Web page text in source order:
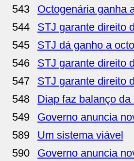
543
Octogenária ganha
544
STJ garante direito
545
STJ dá ganho a
546
STJ garante direito
547
STJ garante direito
548
Diap faz balanço
549
Governo anuncia
589
Um sistema viável
590
Governo anuncia